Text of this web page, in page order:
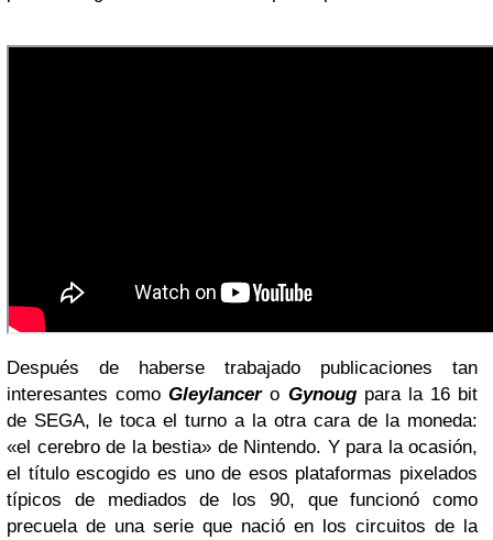
Después de haberse trabajado publicaciones tan
interesantes comoGleylancero Gynougpara la 16 bit
de SEGA, le toca el turno a la otra cara de la moneda:
«el cerebro de la bestia» de Nintendo. Y para la ocasión,
el título escogido es uno de esos plataformas pixelados
típicos de mediados de los 90, que funcionó como
precuela de una serie que nació en los circuitos de la